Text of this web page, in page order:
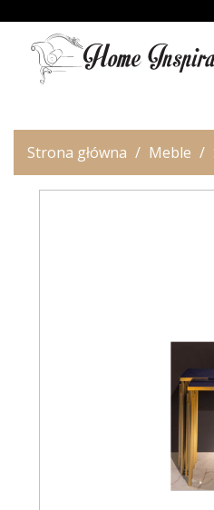
Strona główna Meble